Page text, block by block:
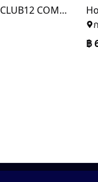
Honda SCOOPY I CLUB12 COMBI BRAKE 2018
฿